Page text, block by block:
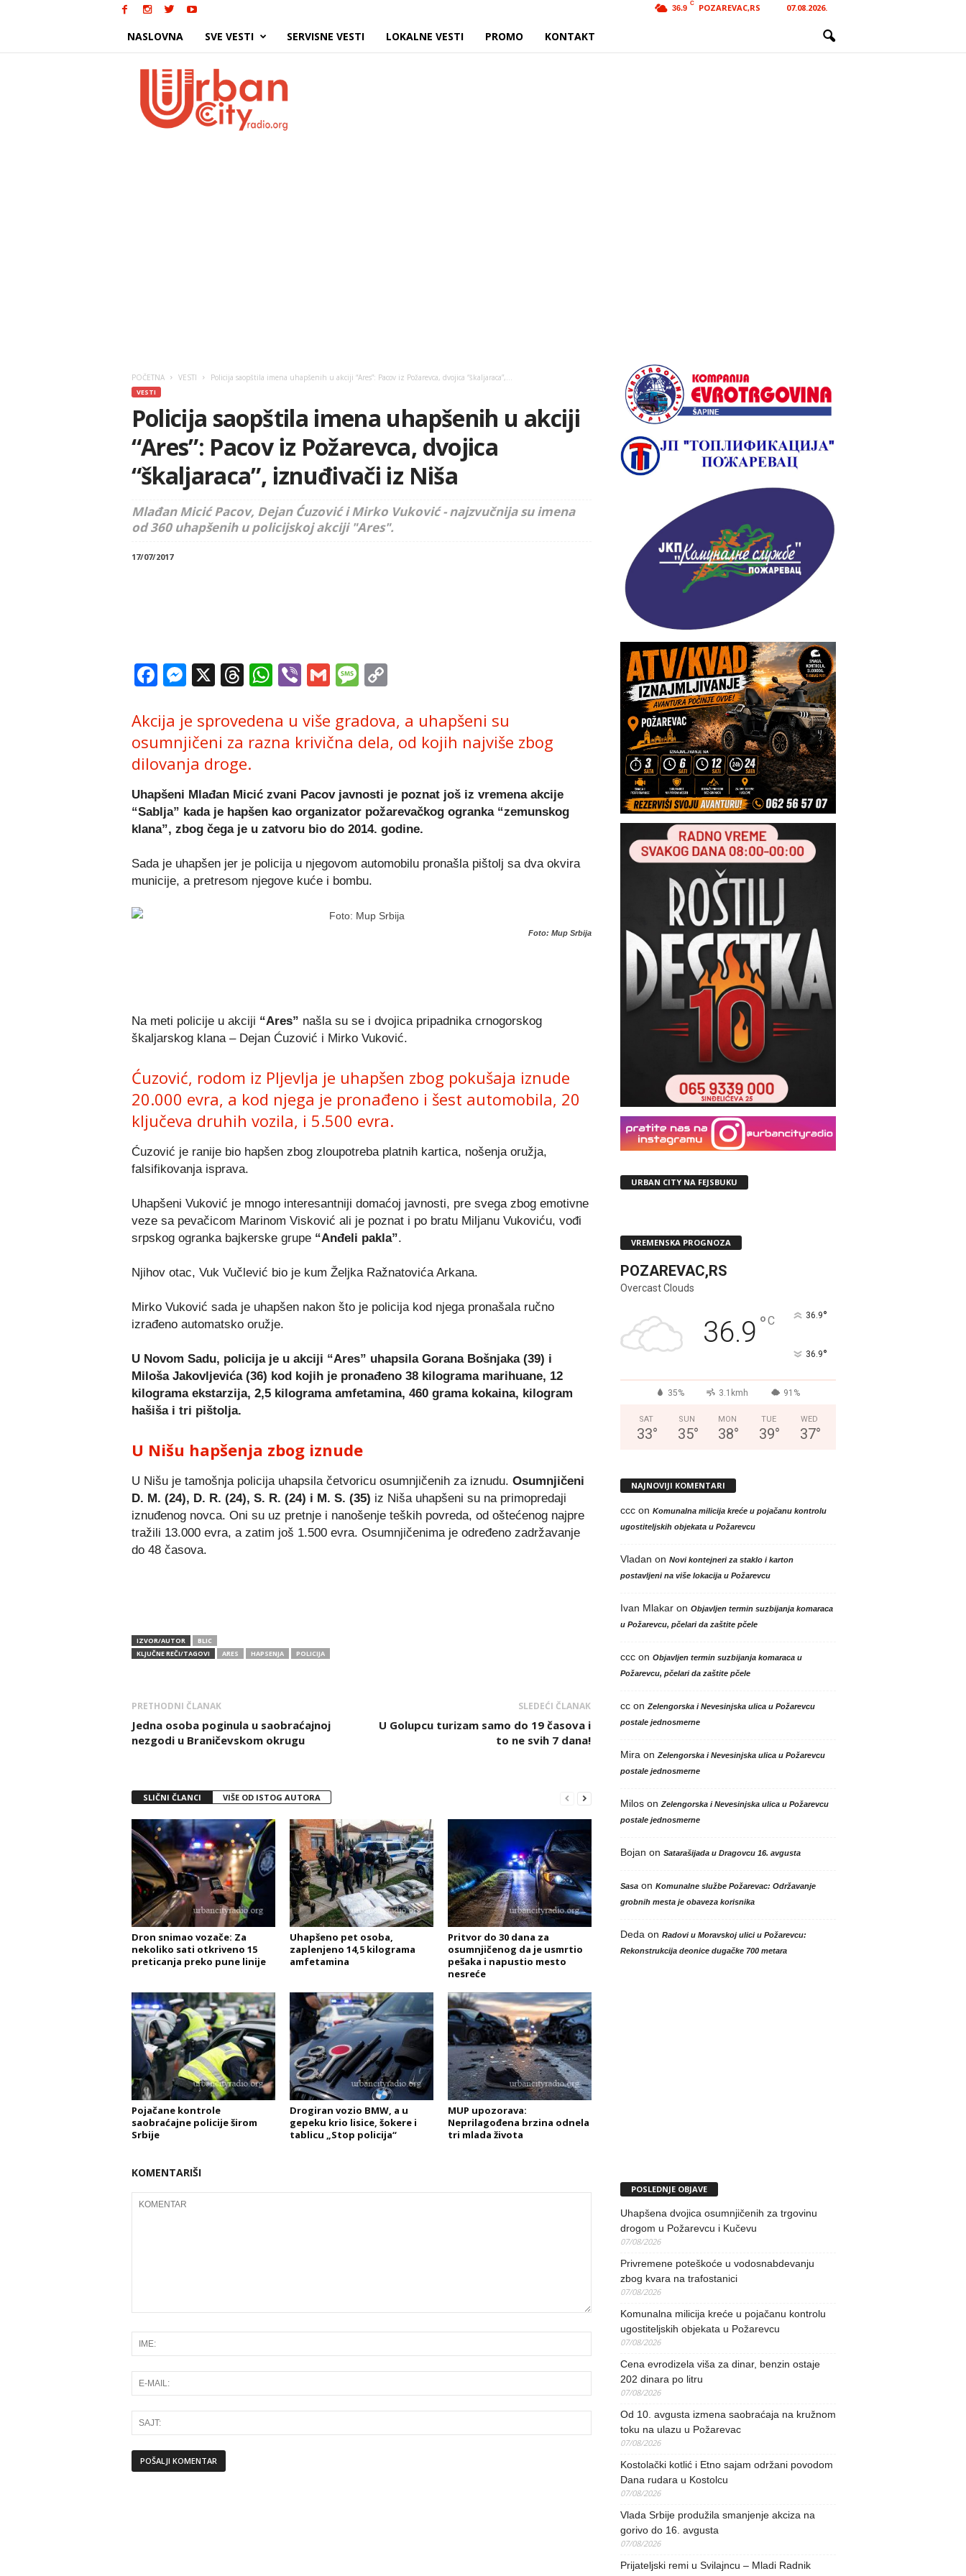
36.9
C POZAREVAC,RS 07.08.2026.
NASLOVNA SVE VESTI SERVISNE VESTI LOKALNE VESTI PROMO KONTAKT
POČETNA VESTI Policija saopštila imena uhapšenih u akciji “Ares”: Pacov iz Požarevca, dvojica “škaljaraca”,...
VESTI
Policija saopštila imena uhapšenih u akciji
“Ares”: Pacov iz Požarevca, dvojica
“škaljaraca”, iznuđivači iz Niša
Mlađan Micić Pacov, Dejan Ćuzović i Mirko Vuković - najzvučnija su imena
od 360 uhapšenih u policijskoj akciji "Ares".
17/07/2017
Facebook
Messenger
X Threads
WhatsApp
ViberGmailMessage
Akcija je sprovedena u više gradova, a uhapšeni su
osumnjičeni za razna krivična dela, od kojih najviše zbog
dilovanja droge.
Uhapšeni Mlađan Micić zvani Pacov javnosti je poznat još iz vremena akcije
“Sablja” kada je hapšen kao organizator požarevačkog ogranka “zemunskog
klana”, zbog čega je u zatvoru bio do 2014. godine.
Sada je uhapšen jer je policija u njegovom automobilu pronašla pištolj sa dva okvira
municije, a pretresom njegove kuće i bombu.
Foto: Mup Srbija
Na meti policije u akciji “Ares” našla su se i dvojica pripadnika crnogorskog
škaljarskog klana – Dejan Ćuzović i Mirko Vuković.
Ćuzović, rodom iz Pljevlja je uhapšen zbog pokušaja iznude
20.000 evra, a kod njega je pronađeno i šest automobila, 20
ključeva druhih vozila, i 5.500 evra.
Ćuzović je ranije bio hapšen zbog zloupotreba platnih kartica, nošenja oružja,
falsifikovanja isprava.
Uhapšeni Vuković je mnogo interesantniji domaćoj javnosti, pre svega zbog emotivne
veze sa pevačicom Marinom Visković ali je poznat i po bratu Miljanu Vukoviću, vođi
srpskog ogranka bajkerske grupe “Anđeli pakla”.
Njihov otac, Vuk Vučlević bio je kum Željka Ražnatovića Arkana.
Mirko Vuković sada je uhapšen nakon što je policija kod njega pronašala ručno
izrađeno automatsko oružje.
U Novom Sadu, policija je u akciji “Ares” uhapsila Gorana Bošnjaka (39) i
Miloša Jakovljevića (36) kod kojih je pronađeno 38 kilograma marihuane, 12
kilograma ekstarzija, 2,5 kilograma amfetamina, 460 grama kokaina, kilogram
hašiša i tri pištolja.
U Nišu hapšenja zbog iznude
U Nišu je tamošnja policija uhapsila četvoricu osumnjičenih za iznudu. Osumnjičeni
D. M. (24), D. R. (24), S. R. (24) i M. S. (35) iz Niša uhapšeni su na primopredaji
iznuđenog novca. Oni su uz pretnje i nanošenje teških povreda, od oštećenog najpre
tražili 13.000 evra, a zatim još 1.500 evra. Osumnjičenima je određeno zadržavanje
do 48 časova.
IZVOR/AUTOR
BLIC
KLJUČNE REČI/TAGOVI
ARES HAPSENJA POLICIJA
PRETHODNI ČLANAK
Jedna osoba poginula u saobraćajnoj
nezgodi u Braničevskom okrugu
SLEDEĆI ČLANAK
U Golupcu turizam samo do 19 časova i
to ne svih 7 dana!
SLIČNI ČLANCI VIŠE OD ISTOG AUTORA
Dron snimao vozače: Za
nekoliko sati otkriveno 15
preticanja preko pune linije
Uhapšeno pet osoba,
zaplenjeno 14,5 kilograma
amfetamina
Pritvor do 30 dana za
osumnjičenog da je usmrtio
pešaka i napustio mesto
nesreće
Pojačane kontrole
saobraćajne policije širom
Srbije
Drogiran vozio BMW, a u
gepeku krio lisice, šokere i
tablicu „Stop policija“
MUP upozorava:
Neprilagođena brzina odnela
tri mlada života
KOMENTARIŠI
URBAN CITY NA FEJSBUKU
VREMENSKA PROGNOZA
POZAREVAC,RS
Overcast Clouds
36.9 °C 36.9°
36.9°
35% 3.1kmh 91%
SAT
33°
SUN
35°
MON
38°
TUE
39°
WED
37°
NAJNOVIJI KOMENTARI
cccon Komunalna milicija kreće u pojačanu kontrolu
ugostiteljskih objekata u Požarevcu
Vladan on Novi kontejneri za staklo i karton
postavljeni na više lokacija u Požarevcu
Ivan Mlakaron Objavljen termin suzbijanja komaraca
u Požarevcu, pčelari da zaštite pčele
cccon Objavljen termin suzbijanja komaraca u
Požarevcu, pčelari da zaštite pčele
ccon Zelengorska i Nevesinjska ulica u Požarevcu
postale jednosmerne
Mira on Zelengorska i Nevesinjska ulica u Požarevcu
postale jednosmerne
Miloson Zelengorska i Nevesinjska ulica u Požarevcu
postale jednosmerne
Bojan on Satarašijada u Dragovcu 16. avgusta
Sasaon Komunalne službe Požarevac: Održavanje
grobnih mesta je obaveza korisnika
Deda on Radovi u Moravskoj ulici u Požarevcu:
Rekonstrukcija deonice dugačke 700 metara
POSLEDNJE OBJAVE
Uhapšena dvojica osumnjičenih za trgovinu
drogom u Požarevcu i Kučevu
07/08/2026
Privremene poteškoće u vodosnabdevanju
zbog kvara na trafostanici
07/08/2026
Komunalna milicija kreće u pojačanu kontrolu
ugostiteljskih objekata u Požarevcu
07/08/2026
Cena evrodizela viša za dinar, benzin ostaje
202 dinara po litru
07/08/2026
Od 10. avgusta izmena saobraćaja na kružnom
toku na ulazu u Požarevac
07/08/2026
Kostolački kotlić i Etno sajam održani povodom
Dana rudara u Kostolcu
07/08/2026
Vlada Srbije produžila smanjenje akciza na
gorivo do 16. avgusta
07/08/2026
Prijateljski remi u Svilajncu – Mladi Radnik